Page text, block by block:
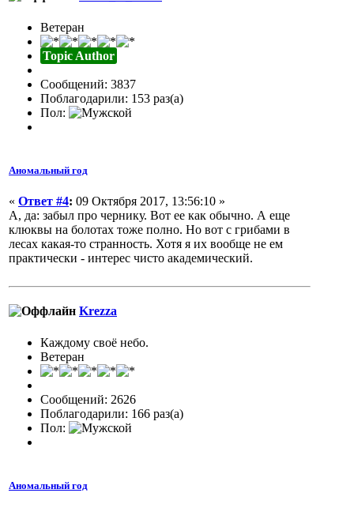
Ветеран
Topic Author
Сообщений: 3837
Поблагодарили: 153 раз(а)
Пол:
Аномальный год
« Ответ #4: 09 Октября 2017, 13:56:10 »
А, да: забыл про чернику. Вот ее как обычно. А еще
клюквы на болотах тоже полно. Но вот с грибами в
лесах какая-то странность. Хотя я их вообще не ем
практически - интерес чисто академический.
Krezza
Каждому своё небо.
Ветеран
Сообщений: 2626
Поблагодарили: 166 раз(а)
Пол:
Аномальный год